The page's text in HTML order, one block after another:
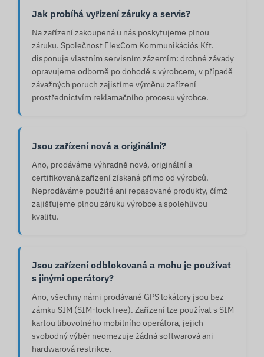
Jak probíhá vyřízení záruky a servis?
Na zařízení zakoupená u nás poskytujeme plnou
záruku. Společnost FlexCom Kommunikációs Kft.
disponuje vlastním servisním zázemím: drobné závady
opravujeme odborně po dohodě s výrobcem, v případě
závažných poruch zajistíme výměnu zařízení
prostřednictvím reklamačního procesu výrobce.
Jsou zařízení nová a originální?
Ano, prodáváme výhradně nová, originální a
certifikovaná zařízení získaná přímo od výrobců.
Neprodáváme použité ani repasované produkty, čímž
zajišťujeme plnou záruku výrobce a spolehlivou
kvalitu.
Jsou zařízení odblokovaná a mohu je používat
s jinými operátory?
Ano, všechny námi prodávané GPS lokátory jsou bez
zámku SIM (SIM-lock free). Zařízení lze používat s SIM
kartou libovolného mobilního operátora, jejich
svobodný výběr neomezuje žádná softwarová ani
hardwarová restrikce.